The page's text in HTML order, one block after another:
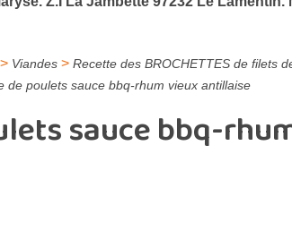
> Viandes > Recette des BROCHETTES de filets
de poulets sauce bbq-rhum vieux antillaise
sauce bbq-